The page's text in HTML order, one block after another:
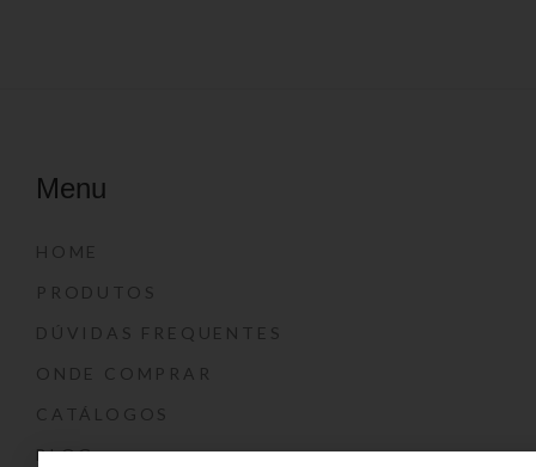
Menu
HOME
PRODUTOS
DÚVIDAS FREQUENTES
ONDE COMPRAR
CATÁLOGOS
BLOG